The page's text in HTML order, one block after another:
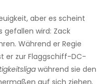
aber es scheint
gefallen wird: Zack
Während er Regie
er zur Flaggschiff-DC-
während sie den